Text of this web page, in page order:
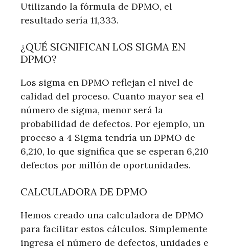
Utilizando la fórmula de DPMO, el
resultado sería 11,333.
¿QUÉ SIGNIFICAN LOS SIGMA EN
DPMO?
Los sigma en DPMO reflejan el nivel de
calidad del proceso. Cuanto mayor sea el
número de sigma, menor será la
probabilidad de defectos. Por ejemplo, un
proceso a 4 Sigma tendría un DPMO de
6,210, lo que significa que se esperan 6,210
defectos por millón de oportunidades.
CALCULADORA DE DPMO
Hemos creado una calculadora de DPMO
para facilitar estos cálculos. Simplemente
ingresa el número de defectos, unidades e